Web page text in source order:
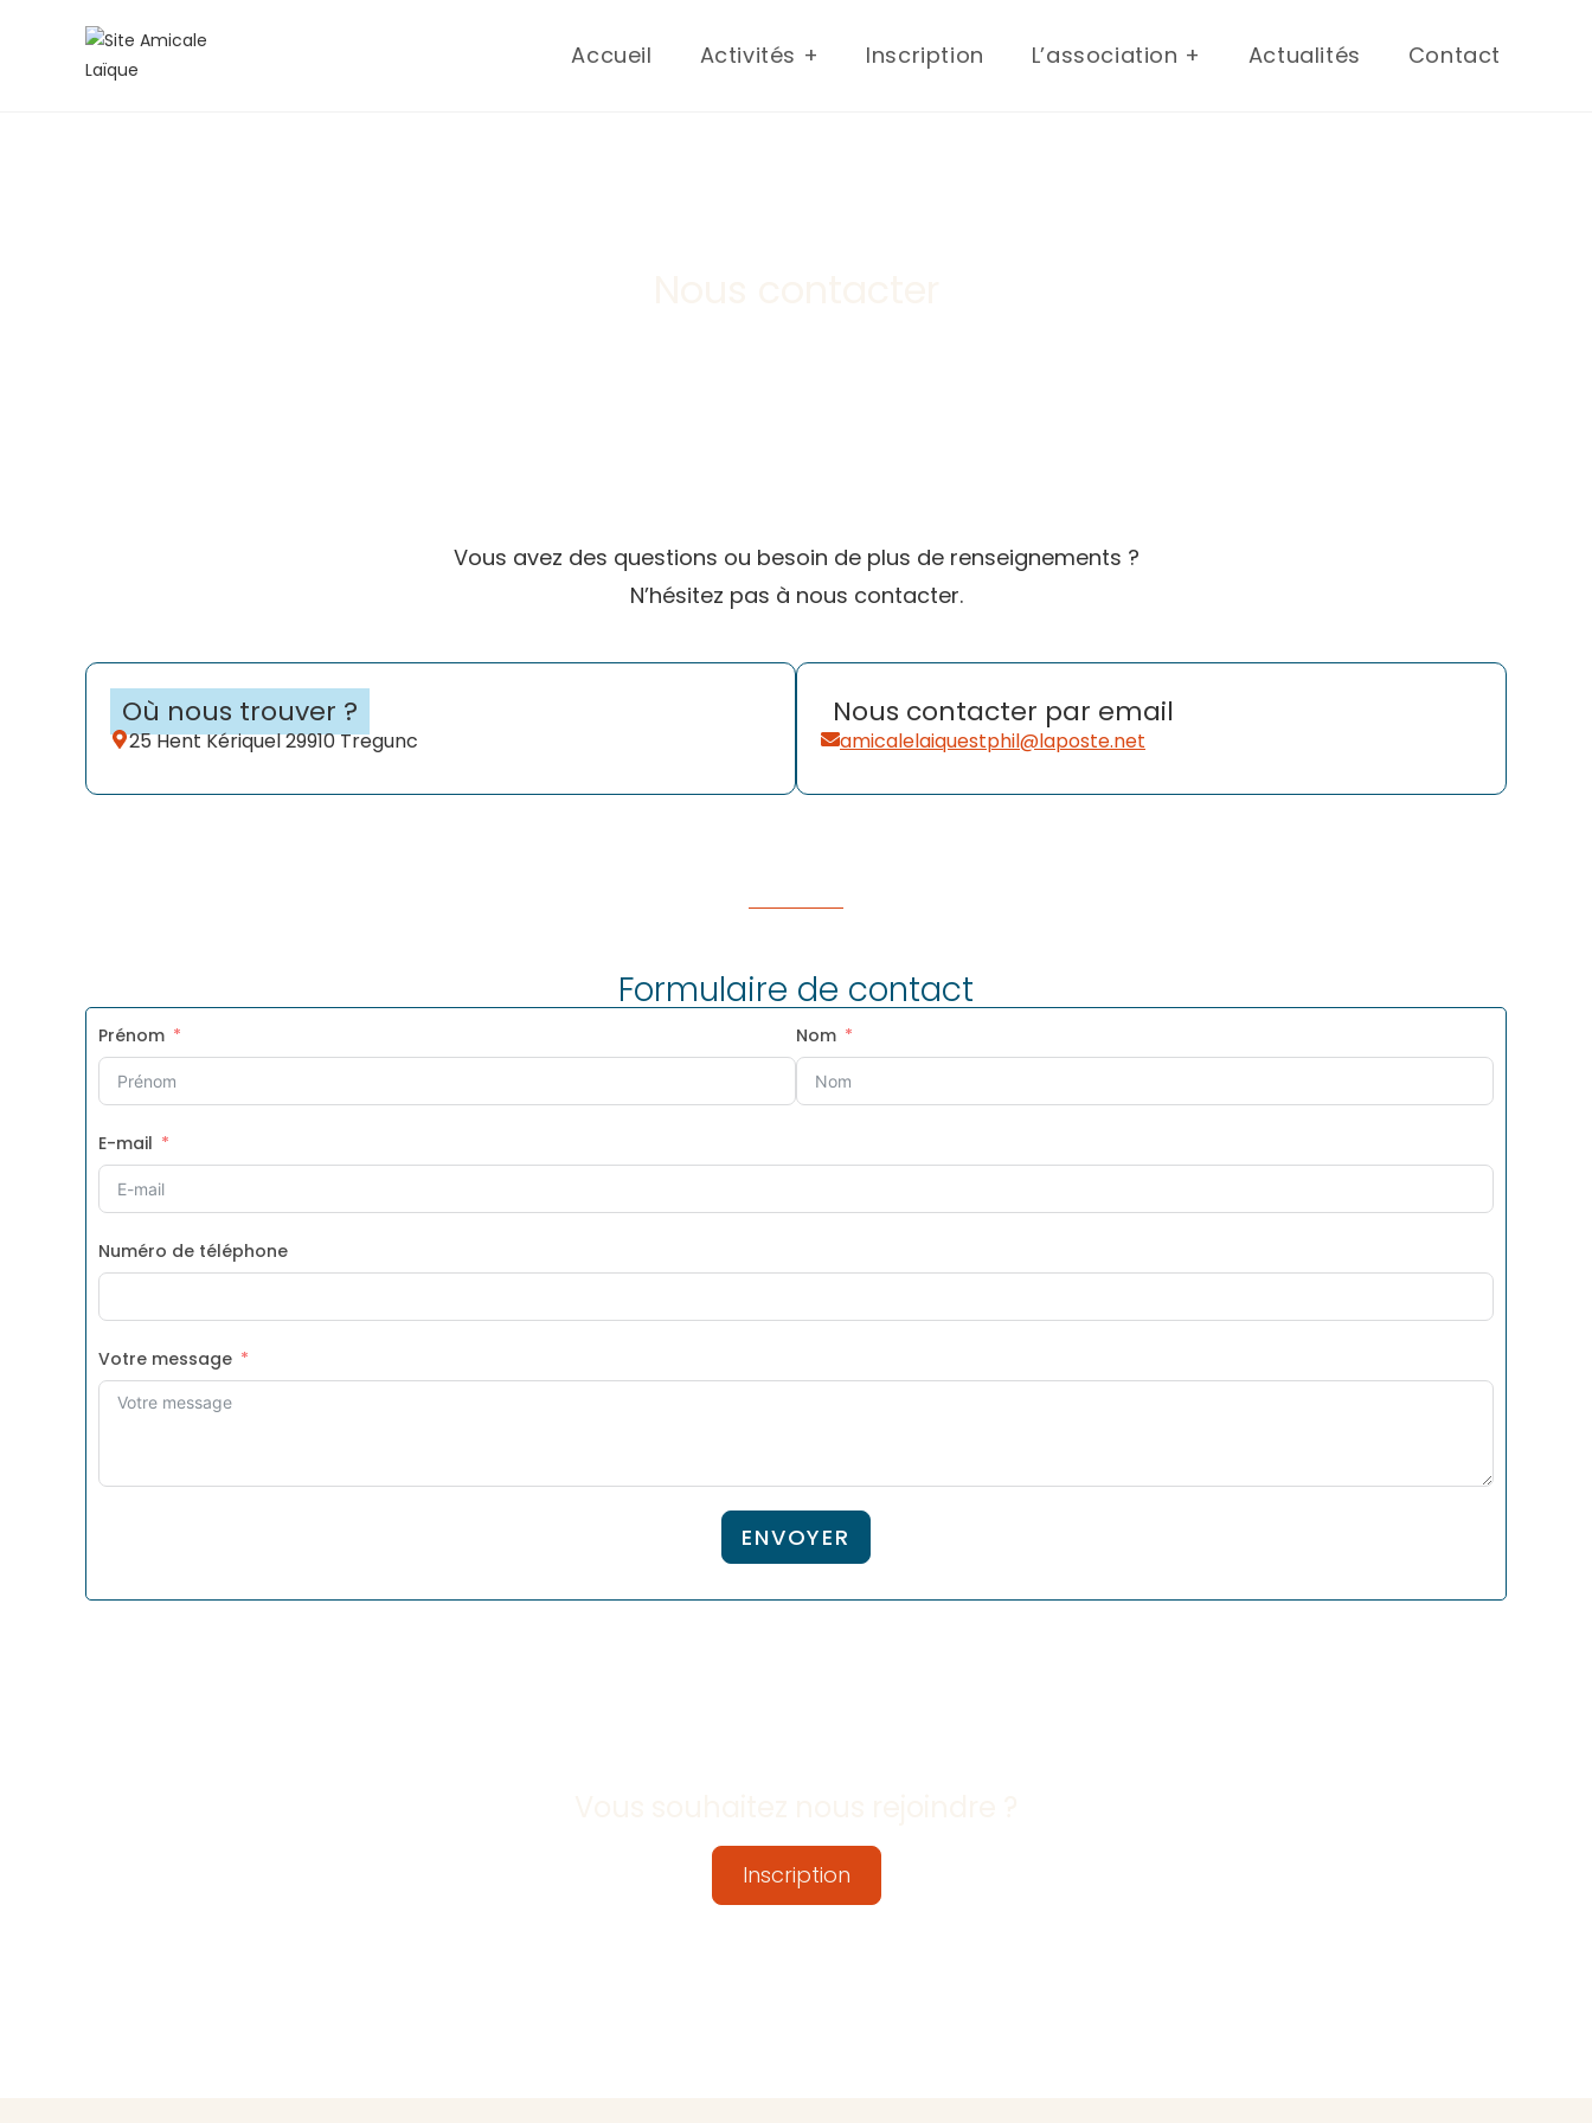
Accueil Activités + Inscription L’association + Actualités Contact
Vous avez des questions ou besoin de plus de renseignements ?
N’hésitez pas à nous contacter.
Où nous trouver ?
25 Hent Kériquel 29910 Tregunc
Nous contacter par email
amicalelaiquestphil@laposte.net
Formulaire de contact
Prénom Nom
E-mail
Numéro de téléphone
Votre message
ENVOYER
Inscription